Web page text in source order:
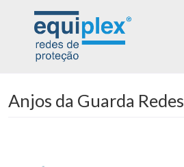
Anjos da Guarda Redes